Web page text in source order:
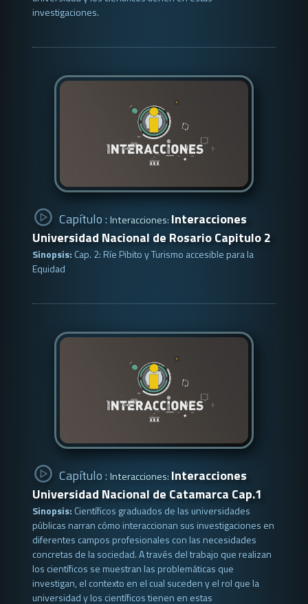
investigaciones.
Capítulo : Interacciones: Interacciones
Universidad Nacional de Rosario Capitulo 2
Sinopsis: Cap. 2: Ríe Pibito y Turismo accesible para la
Equidad
Capítulo : Interacciones: Interacciones
Universidad Nacional de Catamarca Cap.1
Sinopsis: Científicos graduados de las universidades
públicas narran cómo interaccionan sus investigaciones en
diferentes campos profesionales con las necesidades
concretas de la sociedad. A través del trabajo que realizan
los científicos se muestran las problemáticas que
investigan, el contexto en el cual suceden y el rol que la
universidad y los científicos tienen en estas